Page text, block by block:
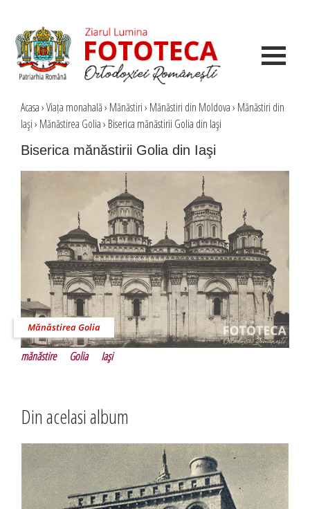
Acasa›Viața monahală› Mănăstiri› Mănăstiri din Moldova› Mănăstiri din
Iaşi› Mănăstirea Golia› Biserica mănăstirii Golia din Iaşi
Biserica mănăstirii Golia din Iaşi
Mănăstirea Golia
mănăstire Golia Iaşi
Din acelasi album